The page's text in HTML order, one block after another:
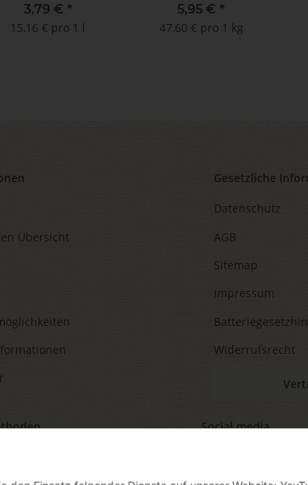
28.02.2025 (250
ml)
3,79 € *
15,16 € pro 1 l
(100 Beutel -
Tassenportionen)
5,95 € *
47,60 € pro 1 kg
Übersicht
Gesetzliche
Datenschutz
AGB
Sitemap
Impressum
Widerrufsrecht
Social media